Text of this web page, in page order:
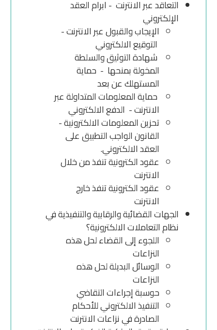
التعاقد عبر الانترنت - ابرام العقد
الإلكتروني
الإيجاب والقبول عبر الانترنت -
التوقيع الالكتروني
شهادة التوثيق والسلطة
المخولة بمنحها - حماية
المستهلك عن بعد
حماية المعلومات المتداولة عبر
الانترنت - الدفع الالكتروني
تحزين المعلومات الالكترونية -
القانون الواجب التطبيق على
العقد الالكتروني.
عقود الكترونية تنفذ من خلال
الانترنت
عقود الكترونية تنفذ خارج
الانترنت
الجهات القضائية والرقابية والتنفيذية في
نظام التعاملات الالكترونية؟
اللجوء إلى القضاء لحل هذه
النزاعات
الوسائل البديلة لحل هذه
النزاعات
حوسبة إجراءات التقاضي
التنفيذ الالكتروني للأحكام
الصادرة في نزاعات الانترنت